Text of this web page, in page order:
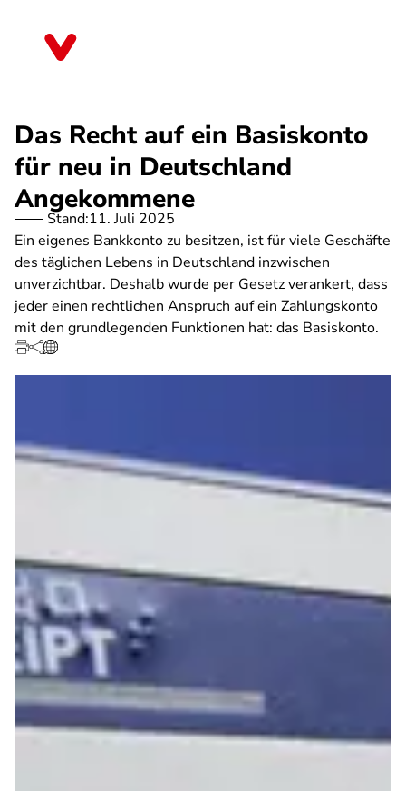
Das Recht auf ein Basiskonto
für neu in Deutschland
Angekommene
Stand:11. Juli 2025
Ein eigenes Bankkonto zu besitzen, ist für viele Geschäfte
des täglichen Lebens in Deutschland inzwischen
unverzichtbar. Deshalb wurde per Gesetz verankert, dass
jeder einen rechtlichen Anspruch auf ein Zahlungskonto
mit den grundlegenden Funktionen hat: das Basiskonto.